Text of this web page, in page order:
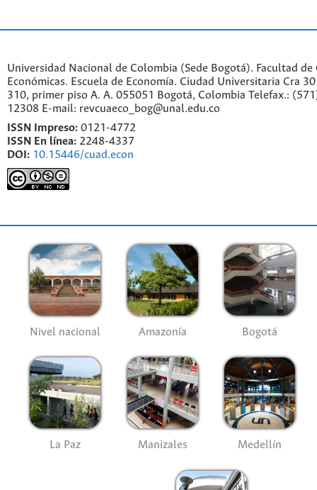
Universidad Nacional de Colombia (Sede Bogotá). Facultad de
Económicas. Escuela de Economía. Ciudad Universitaria Cra
310, primer piso A. A. 055051 Bogotá, Colombia Telefax.:
12308 E-mail: revcuaeco_bog@unal.edu.co
ISSN Impreso: 0121-4772
ISSN En línea: 2248-4337
DOI: 10.15446/cuad.econ
Nivel nacional Amazonía Bogotá
La Paz Manizales Medellín